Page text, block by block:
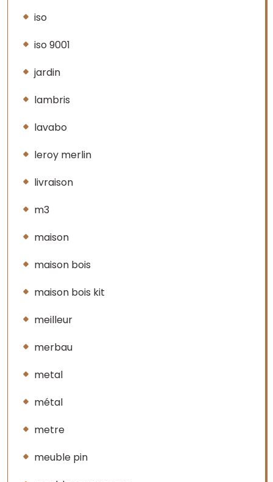
iso
iso 9001
jardin
lambris
lavabo
leroy merlin
livraison
m3
maison
maison bois
maison bois kit
meilleur
merbau
metal
métal
metre
meuble pin